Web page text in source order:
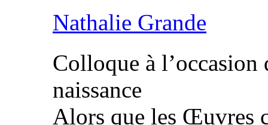
Nathalie Grande
Colloque à l’occasion
naissance
Alors que les Œuvres